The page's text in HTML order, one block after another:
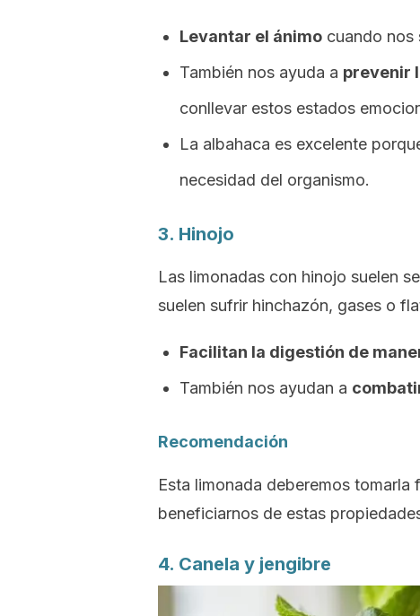
Levantar el ánimo cuando nos
También nos ayuda a prevenir
conllevar estos estados
La albahaca es excelente
necesidad del organismo.
3. Hinojo
Las limonadas con hinojo suelen
suelen sufrir hinchazón, gases o
Facilitan la digestión de
También nos ayudan a
Recomendación
Esta limonada deberemos
beneficiarnos de estas
4. Canela y jengibre